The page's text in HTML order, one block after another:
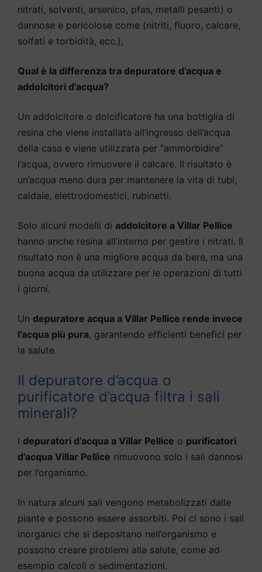
nitrati, solventi, arsenico, pfas, metalli pesanti) o
dannose e pericolose come (nitriti, fluoro, calcare,
solfati e torbidità, ecc.),
Qual è la differenza tra depuratore d’acqua e
addolcitori d’acqua?
Un addolcitore o dolcificatore ha una bottiglia di
resina che viene installata all’ingresso dell’acqua
della casa e viene utilizzata per “ammorbidire”
l’acqua, ovvero rimuovere il calcare. Il risultato è
un’acqua meno dura per mantenere la vita di tubi,
caldaie, elettrodomestici, rubinetti.
Solo alcuni modelli di addolcitore a Villar Pellice
hanno anche resina all’interno per gestire i nitrati. Il
risultato non è una migliore acqua da bere, ma una
buona acqua da utilizzare per le operazioni di tutti
i giorni.
Un depuratore acqua a Villar Pellice rende invece
l’acqua più pura, garantendo efficienti benefici per
la salute.
Il depuratore d’acqua o
purificatore d’acqua filtra i sali
minerali?
I depuratori d’acqua a Villar Pellice o purificatori
d’acqua Villar Pellice rimuovono solo i sali dannosi
per l’organismo.
In natura alcuni sali vengono metabolizzati dalle
piante e possono essere assorbiti. Poi ci sono i sali
inorganici che si depositano nell’organismo e
possono creare problemi alla salute, come ad
esempio calcoli o sedimentazioni.